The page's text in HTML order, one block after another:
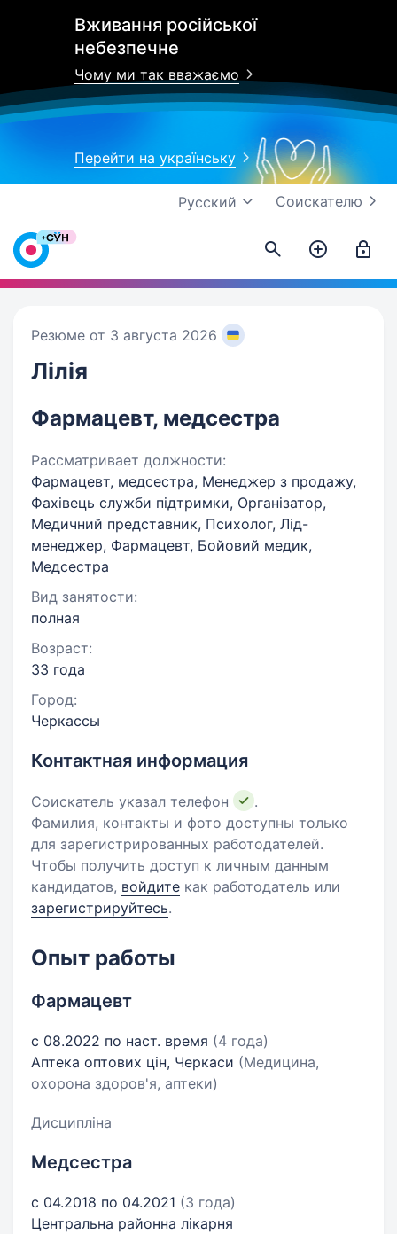
Вживання російської
небезпечне
Чому ми так вважаємо
Перейти на українську
Соискателю
Русский
Резюме от 3 августа 2026
Лілія
Фармацевт, медсестра
Рассматривает должности:
Фармацевт, медсестра, Менеджер з продажу,
Фахівець служби підтримки, Організатор,
Медичний представник, Психолог, Лід-
менеджер, Фармацевт, Бойовий медик,
Медсестра
Вид занятости:
полная
Возраст:
33 года
Город:
Черкассы
Контактная информация
Соискатель указал телефон
.
Фамилия, контакты и фото доступны только
для зарегистрированных работодателей.
Чтобы получить доступ к личным данным
кандидатов, войдите как работодатель или
зарегистрируйтесь.
Опыт работы
Фармацевт
с 08.2022 по наст. время (4 года)
Аптека оптових цін, Черкаси (Медицина,
охорона здоров'я, аптеки)
Дисципліна
Медсестра
с 04.2018 по 04.2021 (3 года)
Центральна районна лікарня